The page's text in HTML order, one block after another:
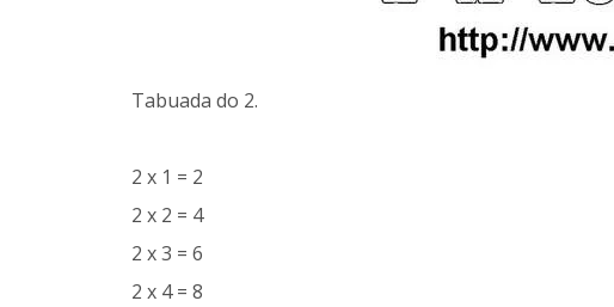
Tabuada do 2.
2 x 1 = 2
2 x 2 = 4
2 x 3 = 6
2 x 4 = 8